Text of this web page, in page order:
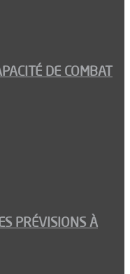
DE COMBAT
PRÉVISIONS À